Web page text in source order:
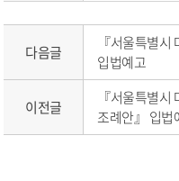
다음글
『서울특별시
입법예고
이전글
『서울특별
조례안』 입법